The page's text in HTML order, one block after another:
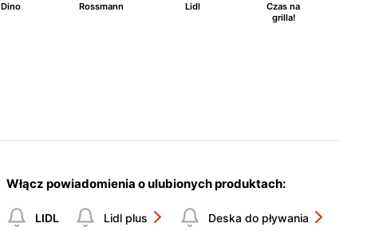
Dino Rossmann Lidl
Czas na
grilla!
Włącz powiadomienia o ulubionych produktach:
LIDL Lidl plus Deska do pływania